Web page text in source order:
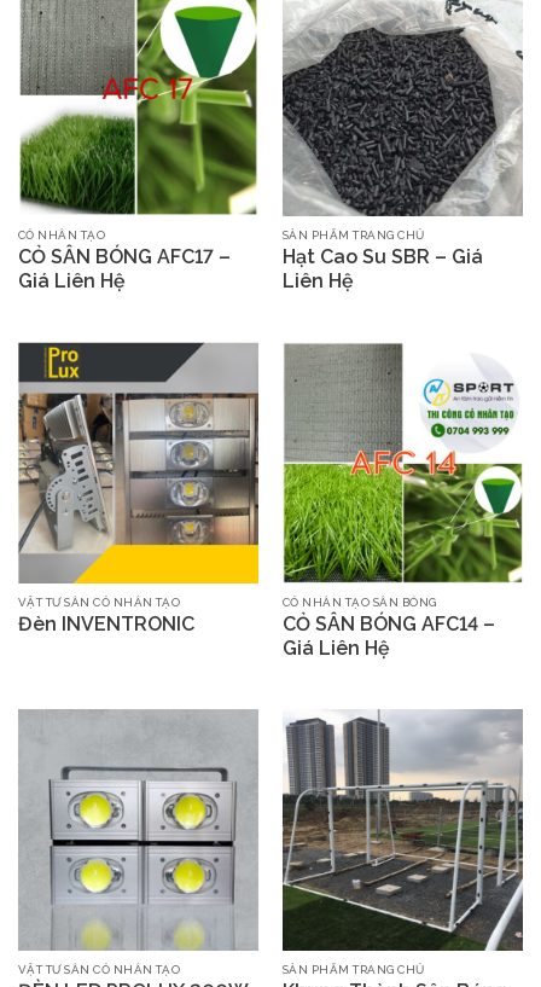
CỎ NHÂN TẠO
CỎ SÂN BÓNG AFC17 –
Giá Liên Hệ
SẢN PHẨM TRANG CHỦ
Hạt Cao Su SBR – Giá
Liên Hệ
VẬT TƯ SÂN CỎ NHÂN TẠO
Đèn INVENTRONIC
CỎ NHÂN TẠO SÂN BÓNG
CỎ SÂN BÓNG AFC14 –
Giá Liên Hệ
VẬT TƯ SÂN CỎ NHÂN TẠO SẢN PHẨM TRANG CHỦ